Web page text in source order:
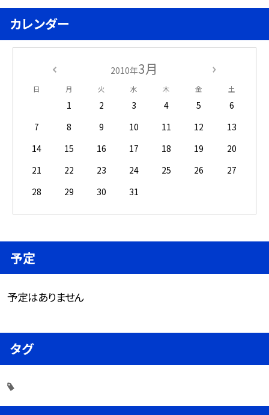
カレンダー
2010年3月
日 月 火 水 木 金 土
1 2 3 4 5
6
7
8 9 10 11 12
13
14
15 16 17 18 19
20
21
22 23 24 25 26
27
28
29 30 31
予定
予定はありません
タグ